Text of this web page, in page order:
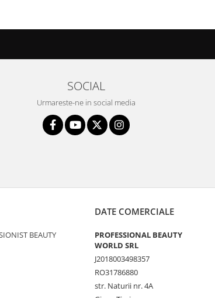
SOCIAL
Urmareste-ne in social media
BEAUTY
DATE COMERCIALE
PROFESSIONAL BEAUTY
WORLD SRL
J2018003498357
RO31786880
str. Naturii nr. 4A